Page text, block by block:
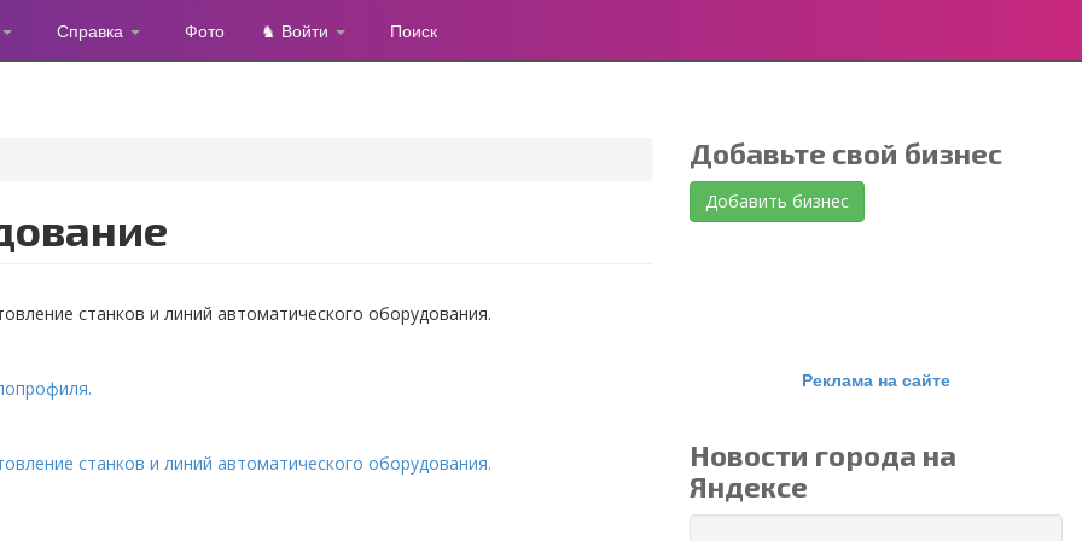
Справка Фото ♞ Войти Поиск
станков и линий автоматического оборудования.
станков и линий автоматического оборудования.
Добавьте свой бизнес
Добавить бизнес
Реклама на сайте
Новости города на
Яндексе